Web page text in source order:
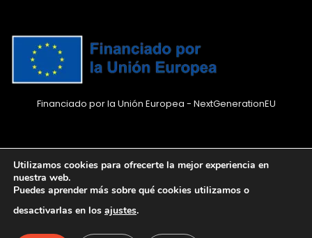
Financiado por la Unión Europea - NextGenerationEU
Todos los derechos reservados -
Utilizamos cookies para ofrecerte la mejor experiencia en
nuestra web.
Puedes aprender más sobre qué cookies utilizamos o
desactivarlas en los ajustes.